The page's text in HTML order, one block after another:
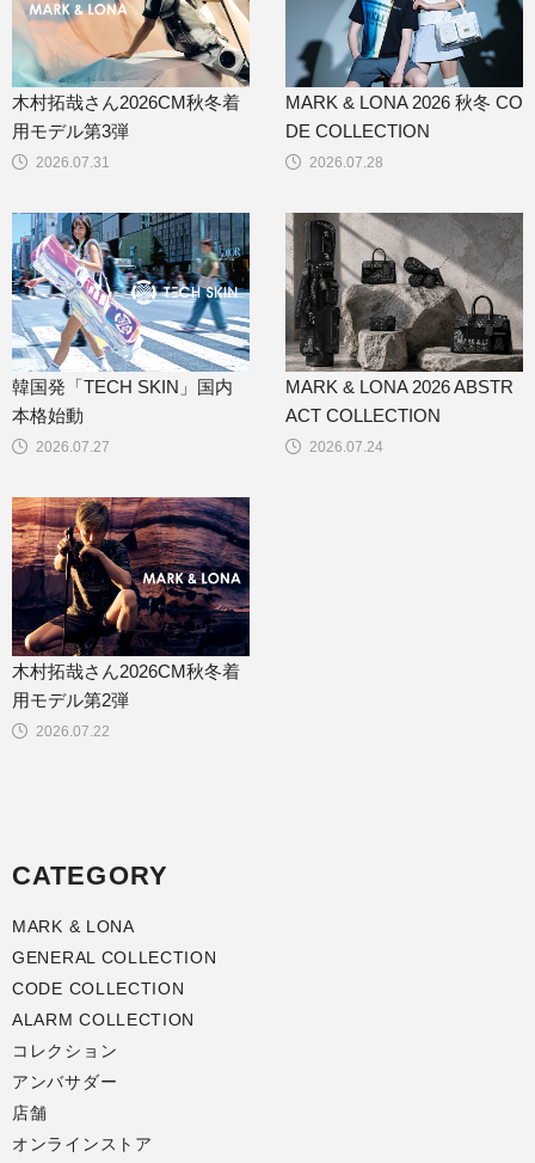
2026.07.31
木村拓哉さん2026CM秋冬着
用モデル第3弾
2026.07.28
MARK & LONA 2026 秋冬 CO
DE COLLECTION
2026.07.27
韓国発「TECH SKIN」国内
本格始動
2026.07.24
MARK & LONA 2026 ABSTR
ACT COLLECTION
2026.07.22
木村拓哉さん2026CM秋冬着
用モデル第2弾
CATEGORY
MARK & LONA
GENERAL COLLECTION
CODE COLLECTION
ALARM COLLECTION
コレクション
アンバサダー
店舗
オンラインストア